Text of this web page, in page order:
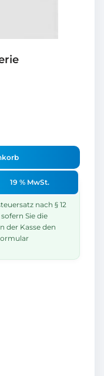
19 % MwSt.
nach § 12
Sie die
der Kasse den